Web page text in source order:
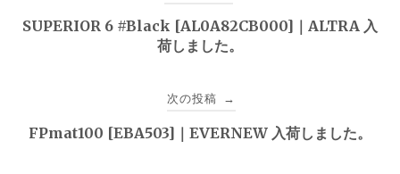
稿
ゲ
SUPERIOR 6 #Black [AL0A82CB000]｜ALTRA 入
荷しました。
次の投稿 →
FPmat100 [EBA503]｜EVERNEW 入荷しました。